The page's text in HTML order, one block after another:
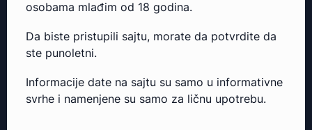
ekskluzivni uvoznik poznatih svetskih vinskih brendova i
destilerija.
osobama mlađim od 18 godina.
Da biste pristupili sajtu, morate da potvrdite da
ste punoletni.
Informacije date na sajtu su samo u informativne
svrhe i namenjene su samo za ličnu upotrebu.